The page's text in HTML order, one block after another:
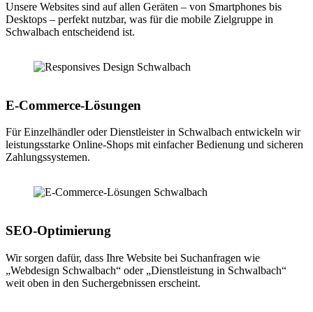
Unsere Websites sind auf allen Geräten – von Smartphones bis
Desktops – perfekt nutzbar, was für die mobile Zielgruppe in
Schwalbach entscheidend ist.
E-Commerce-Lösungen
Für Einzelhändler oder Dienstleister in Schwalbach entwickeln wir
leistungsstarke Online-Shops mit einfacher Bedienung und sicheren
Zahlungssystemen.
SEO-Optimierung
Wir sorgen dafür, dass Ihre Website bei Suchanfragen wie
„Webdesign Schwalbach“ oder „Dienstleistung in Schwalbach“
weit oben in den Suchergebnissen erscheint.